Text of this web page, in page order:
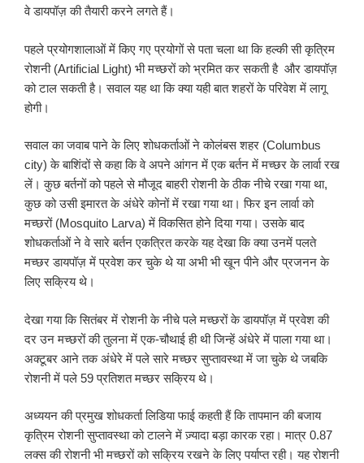
वे डायपॉज़ की तैयारी करने लगते हैं।
पहले प्रयोगशालाओं में किए गए प्रयोगों से पता चला था कि हल्की सी कृत्रिम
रोशनी (Artificial Light) भी मच्छरों को भ्रमित कर सकती है और डायपॉज़
को टाल सकती है। सवाल यह था कि क्या यही बात शहरों के परिवेश में लागू
होगी।
सवाल का जवाब पाने के लिए शोधकर्ताओं ने कोलंबस शहर (Columbus
city) के बाशिंदों से कहा कि वे अपने आंगन में एक बर्तन में मच्छर के लार्वा रख
लें। कुछ बर्तनों को पहले से मौजूद बाहरी रोशनी के ठीक नीचे रखा गया था,
कुछ को उसी इमारत के अंधेरे कोनों में रखा गया था। फिर इन लार्वा को
मच्छरों (Mosquito Larva) में विकसित होने दिया गया। उसके बाद
शोधकर्ताओं ने वे सारे बर्तन एकत्रित करके यह देखा कि क्या उनमें पलते
मच्छर डायपॉज़ में प्रवेश कर चुके थे या अभी भी खून पीने और प्रजनन के
लिए सक्रिय थे।
देखा गया कि सितंबर में रोशनी के नीचे पले मच्छरों के डायपॉज़ में प्रवेश की
दर उन मच्छरों की तुलना में एक-चौथाई ही थी जिन्हें अंधेरे में पाला गया था।
अक्टूबर आने तक अंधेरे में पले सारे मच्छर सुप्तावस्था में जा चुके थे जबकि
रोशनी में पले 59 प्रतिशत मच्छर सक्रिय थे।
अध्ययन की प्रमुख शोधकर्ता लिडिया फाई कहती हैं कि तापमान की बजाय
कृत्रिम रोशनी सुप्तावस्था को टालने में ज़्यादा बड़ा कारक रहा। मात्र 0.87
लक्स की रोशनी भी मच्छरों को सक्रिय रखने के लिए पर्याप्त रही। यह रोशनी